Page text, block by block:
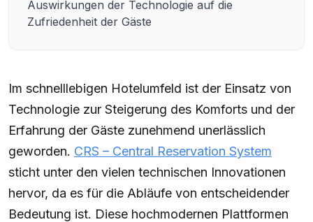
Auswirkungen der Technologie auf die
Zufriedenheit der Gäste
Im schnelllebigen Hotelumfeld ist der Einsatz von
Technologie zur Steigerung des Komforts und der
Erfahrung der Gäste zunehmend unerlässlich
geworden. CRS – Central Reservation System
sticht unter den vielen technischen Innovationen
hervor, da es für die Abläufe von entscheidender
Bedeutung ist. Diese hochmodernen Plattformen